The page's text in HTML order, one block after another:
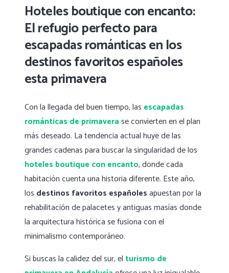
Hoteles boutique con encanto:
El refugio perfecto para
escapadas románticas en los
destinos favoritos españoles
esta primavera
Con la llegada del buen tiempo, las escapadas
románticas de primaverase convierten en el plan
más deseado. La tendencia actual huye de las
grandes cadenas para buscar la singularidad de los
hoteles boutique con encanto, donde cada
habitación cuenta una historia diferente. Este año,
los destinos favoritos españolesapuestan por la
rehabilitación de palacetes y antiguas masías donde
la arquitectura histórica se fusiona con el
minimalismo contemporáneo.
Si buscas la calidez del sur, el turismo de